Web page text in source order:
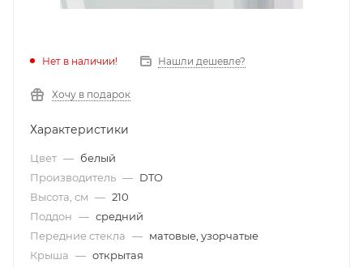
Нет в наличии! Нашли дешевле?
Хочу в подарок
Характеристики
Цвет — белый
Производитель — DTO
Высота, см — 210
Поддон — средний
Передние стекла — матовые, узорчатые
Крыша — открытая